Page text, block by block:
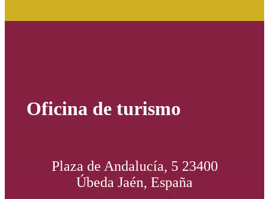
Oficina de turismo
Plaza de Andalucía, 5 23400
Úbeda Jaén, España